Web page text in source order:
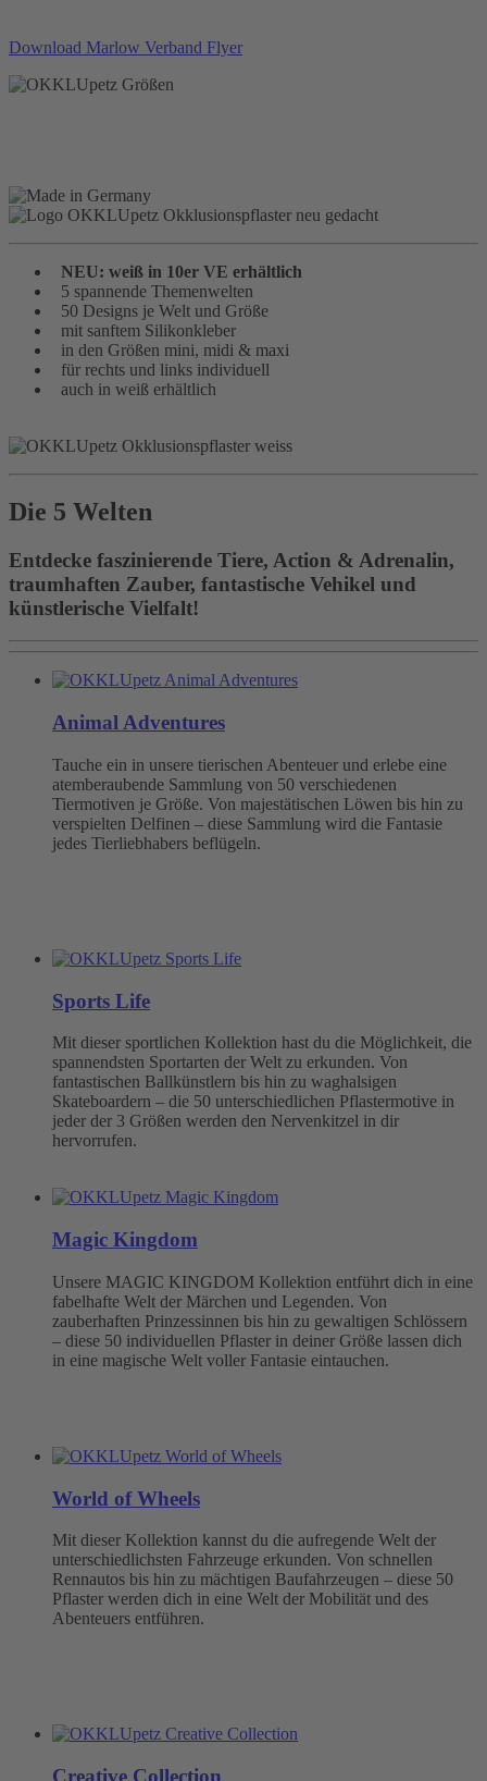
Download Marlow Verband Flyer
NEU: weiß in 10er VE erhältlich
5 spannende Themenwelten
50 Designs je Welt und Größe
mit sanftem Silikonkleber
in den Größen mini, midi & maxi
für rechts und links individuell
auch in weiß erhältlich
Die 5 Welten
Entdecke faszinierende Tiere, Action & Adrenalin,
traumhaften Zauber, fantastische Vehikel und
künstlerische Vielfalt!
Animal Adventures
Tauche ein in unsere tierischen Abenteuer und erlebe eine
atemberaubende Sammlung von 50 verschiedenen
Tiermotiven je Größe. Von majestätischen Löwen bis hin zu
verspielten Delfinen – diese Sammlung wird die Fantasie
jedes Tierliebhabers beflügeln.
Sports Life
Mit dieser sportlichen Kollektion hast du die Möglichkeit, die
spannendsten Sportarten der Welt zu erkunden. Von
fantastischen Ballkünstlern bis hin zu waghalsigen
Skateboardern – die 50 unterschiedlichen Pflastermotive in
jeder der 3 Größen werden den Nervenkitzel in dir
hervorrufen.
Magic Kingdom
Unsere MAGIC KINGDOM Kollektion entführt dich in eine
fabelhafte Welt der Märchen und Legenden. Von
zauberhaften Prinzessinnen bis hin zu gewaltigen Schlössern
– diese 50 individuellen Pflaster in deiner Größe lassen dich
in eine magische Welt voller Fantasie eintauchen.
World of Wheels
Mit dieser Kollektion kannst du die aufregende Welt der
unterschiedlichsten Fahrzeuge erkunden. Von schnellen
Rennautos bis hin zu mächtigen Baufahrzeugen – diese 50
Pflaster werden dich in eine Welt der Mobilität und des
Abenteuers entführen.
Creative Collection